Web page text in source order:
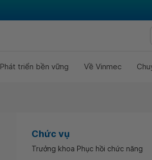
Phát triển bền vững Về Vinmec
Chức vụ
Trưởng khoa Phục hồi chức năng